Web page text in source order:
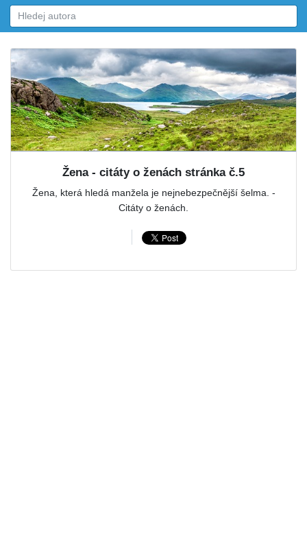
Žena - citáty o ženách stránka č.5
Žena, která hledá manžela je nejnebezpečnější šelma. -
Citáty o ženách.